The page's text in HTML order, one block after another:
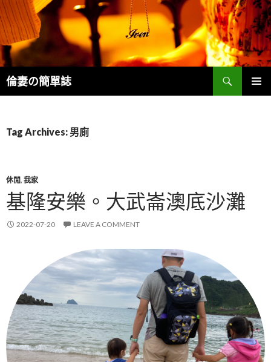
倫妻の簡單誌
Search
Tag Archives: 男廁
休閒, 我家
基隆安樂。大武崙澳底沙灘
2022-07-20 LEAVE A COMMENT